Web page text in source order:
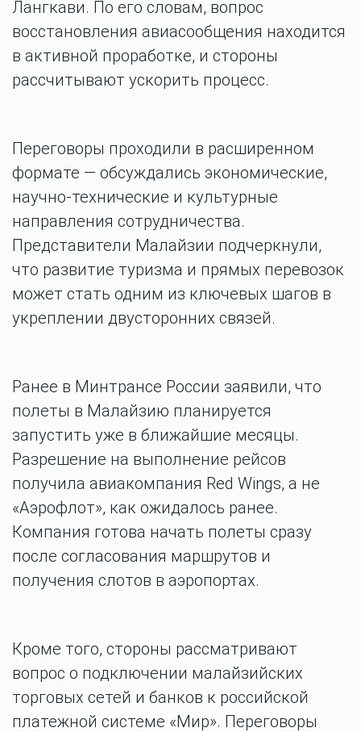
Лангкави. По его словам, вопрос
восстановления авиасообщения находится
в активной проработке, и стороны
рассчитывают ускорить процесс.
Переговоры проходили в расширенном
формате — обсуждались экономические,
научно-технические и культурные
направления сотрудничества.
Представители Малайзии подчеркнули,
что развитие туризма и прямых перевозок
может стать одним из ключевых шагов в
укреплении двусторонних связей.
Ранее в Минтрансе России заявили, что
полеты в Малайзию планируется
запустить уже в ближайшие месяцы.
Разрешение на выполнение рейсов
получила авиакомпания Red Wings, а не
«Аэрофлот», как ожидалось ранее.
Компания готова начать полеты сразу
после согласования маршрутов и
получения слотов в аэропортах.
Кроме того, стороны рассматривают
вопрос о подключении малайзийских
торговых сетей и банков к российской
платежной системе «Мир». Переговоры